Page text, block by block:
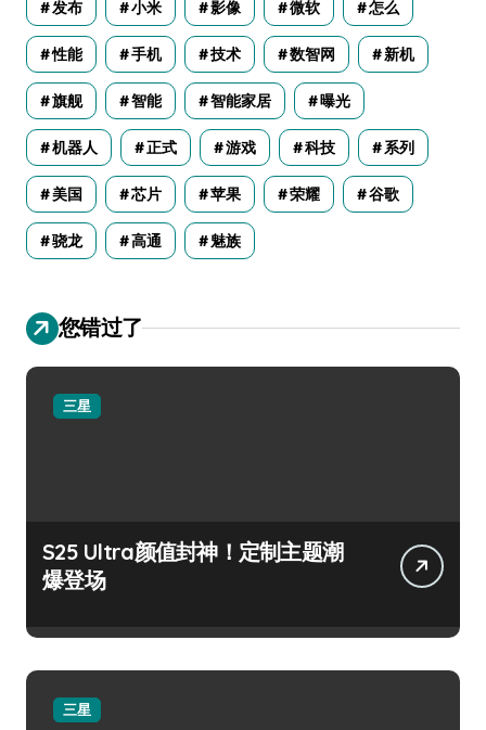
发布 小米 影像 微软 怎么
性能 手机 技术 数智网 新机
旗舰 智能 智能家居 曝光
机器人 正式 游戏 科技 系列
美国 芯片 苹果 荣耀 谷歌
骁龙 高通 魅族
您错过了
三星
S25 Ultra颜值封神！定制主题潮
爆登场
三星